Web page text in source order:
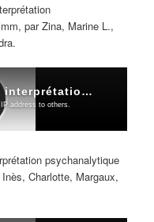
par Zina, Marine L.,
psychanalytique
Charlotte, Margaux,